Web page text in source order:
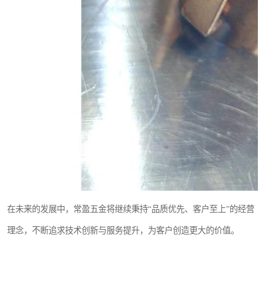
在未来的发展中，常盈五金将继续秉持“品质优先、客户至上”的经营
理念，不断追求技术创新与服务提升，为客户创造更大的价值。